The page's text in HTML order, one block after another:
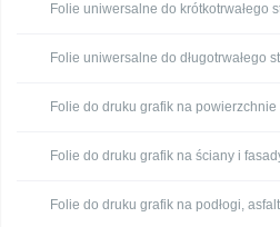
Folie uniwersalne do krótkotrwałego
Folie uniwersalne do długotrwałego
Folie do druku grafik na powierzchnie
Folie do druku grafik na ściany i
Folie do druku grafik na podłogi,